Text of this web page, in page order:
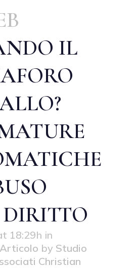
IL
18:29h in
Articolo by Studio
Christian